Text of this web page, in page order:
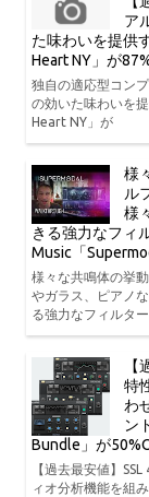
ア
た味わいを提供
Heart NY」が
独自の適応型コン
の効いた味わいを
Heart NY」が
様
ル
様
きる強力なフィ
Music「
様々な共鳴体の挙
やガラス、ピアノ
る強力なフィルタ
特
わ
ン
Bundle」が
【過去最安値】
ィオ分析機能を組